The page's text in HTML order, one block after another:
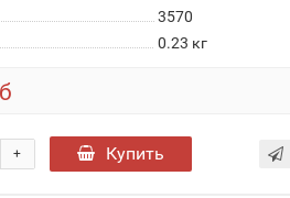
3570
0.23 кг
+ Купить